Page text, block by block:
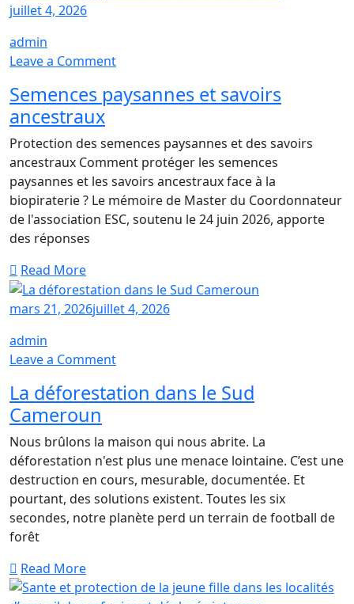
juillet 4, 2026
admin
Leave a Commenton
paysannes
ancestraux
Semences paysannes et savoirs
ancestraux
Protection des semences paysannes et des savoirs
ancestraux Comment protéger les semences
paysannes et les savoirs ancestraux face à la
biopiraterie ? Le mémoire de Master du Coordonnateur
de l'association ESC, soutenu le 24 juin 2026, apporte
des réponses
Read More
mars 21, 2026juillet 4, 2026
admin
Leave a Commenton
déforestation
Sud
Cameroun
La déforestation dans le Sud
Cameroun
Nous brûlons la maison qui nous abrite. La
déforestation n'est plus une menace lointaine. C’est une
destruction en cours, mesurable, documentée. Et
pourtant, des solutions existent. Toutes les six
secondes, notre planète perd un terrain de football de
forêt
Read More